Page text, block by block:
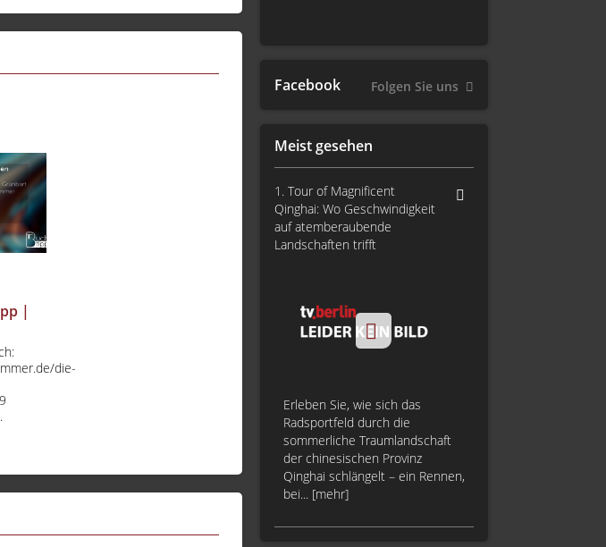
|
die-
Meist gesehen
1. Tour of Magnificent
Qinghai: Wo Geschwindigkeit
auf atemberaubende
Landschaften trifft
Erleben Sie, wie sich das
Radsportfeld durch die
sommerliche Traumlandschaft
der chinesischen Provinz
Qinghai schlängelt – ein Rennen,
bei... [mehr]
Facebook Folgen Sie uns